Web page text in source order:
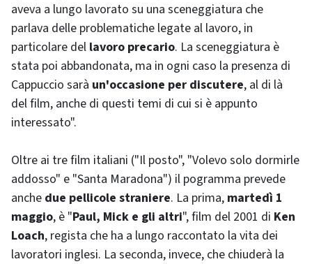
aveva a lungo lavorato su una sceneggiatura che
parlava delle problematiche legate al lavoro, in
particolare del lavoro precario. La sceneggiatura è
stata poi abbandonata, ma in ogni caso la presenza di
Cappuccio sarà un'occasione per discutere, al di là
del film, anche di questi temi di cui si è appunto
interessato".
Oltre ai tre film italiani ("Il posto", "Volevo solo dormirle
addosso" e "Santa Maradona") il pogramma prevede
anche due pellicole straniere. La prima, martedì 1
maggio, è "Paul, Mick e gli altri", film del 2001 di Ken
Loach, regista che ha a lungo raccontato la vita dei
lavoratori inglesi. La seconda, invece, che chiuderà la